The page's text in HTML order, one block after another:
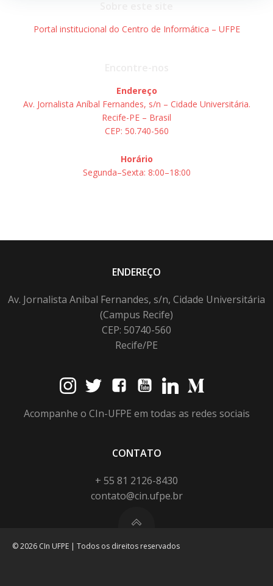
Portal institucional do Centro de Informática – UFPE
Endereço
Av. Jornalista Aníbal Fernandes, s/n – Cidade Universitária.
Recife-PE – Brasil
CEP: 50.740-560
Horário
Segunda–Sexta: 8:00–18:00
ENDEREÇO
Av. Jornalista Anibal Fernandes, s/n, Cidade Universitária
(Campus Recife)
CEP: 50740-560
Recife/PE
Acompanhe o CIn-UFPE em todas as redes sociais
CONTATO
+ 55 81 2126-8430
contato@cin.ufpe.br
© 2026 CIn UFPE | Todos os direitos reservados